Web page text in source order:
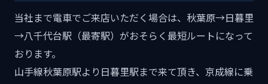
当社まで電車でご来店いただく場合は、秋葉原→日暮里
→八千代台駅（最寄駅）がおそらく最短ルートになって
おります。
山手線秋葉原駅より日暮里駅まで来て頂き、京成線に乗